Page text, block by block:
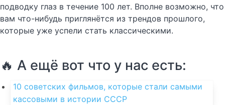
подводку глаз в течение 100 лет. Вполне возможно, что
вам что-нибудь приглянётся из трендов прошлого,
которые уже успели стать классическими.
🔥 А ещё вот что у нас есть:
10 советских фильмов, которые стали самыми
кассовыми в истории СССР